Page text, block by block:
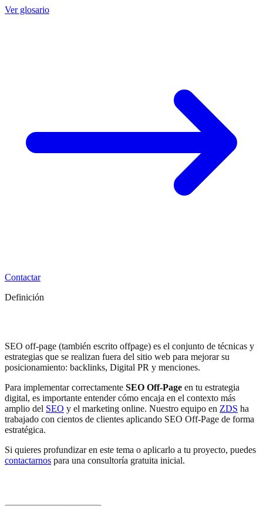
Ver glosario
Contactar
Definición
SEO off-page (también escrito offpage) es el conjunto de técnicas y
estrategias que se realizan fuera del sitio web para mejorar su
posicionamiento: backlinks, Digital PR y menciones.
Para implementar correctamente SEO Off-Page en tu estrategia
digital, es importante entender cómo encaja en el contexto más
amplio del SEO y el marketing online. Nuestro equipo en ZDS ha
trabajado con cientos de clientes aplicando SEO Off-Page de forma
estratégica.
Si quieres profundizar en este tema o aplicarlo a tu proyecto, puedes
contactarnos para una consultoría gratuita inicial.